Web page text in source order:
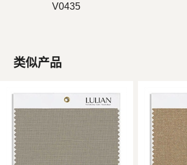
V0435
类似产品